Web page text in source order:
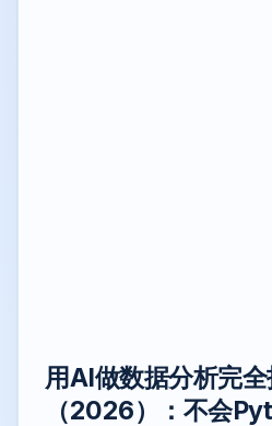
用AI做数据分析完
（2026）：不会